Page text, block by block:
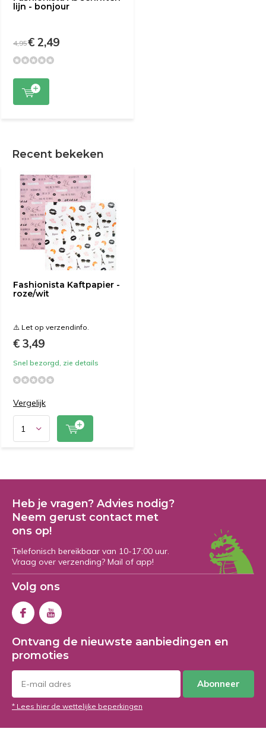
lijn - bonjour
4,95€ 2,49
Recent bekeken
Fashionista Kaftpapier -
roze/wit
⚠️ Let op verzendinfo.
€ 3,49
Snel bezorgd, zie details
Vergelijk
Heb je vragen? Advies nodig?
Neem gerust contact met
ons op!
Telefonisch bereikbaar van 10-17:00 uur.
Vraag over verzending? Mail of app!
Volg ons
Ontvang de nieuwste aanbiedingen en
promoties
Abonneer
* Lees hier de wettelijke beperkingen